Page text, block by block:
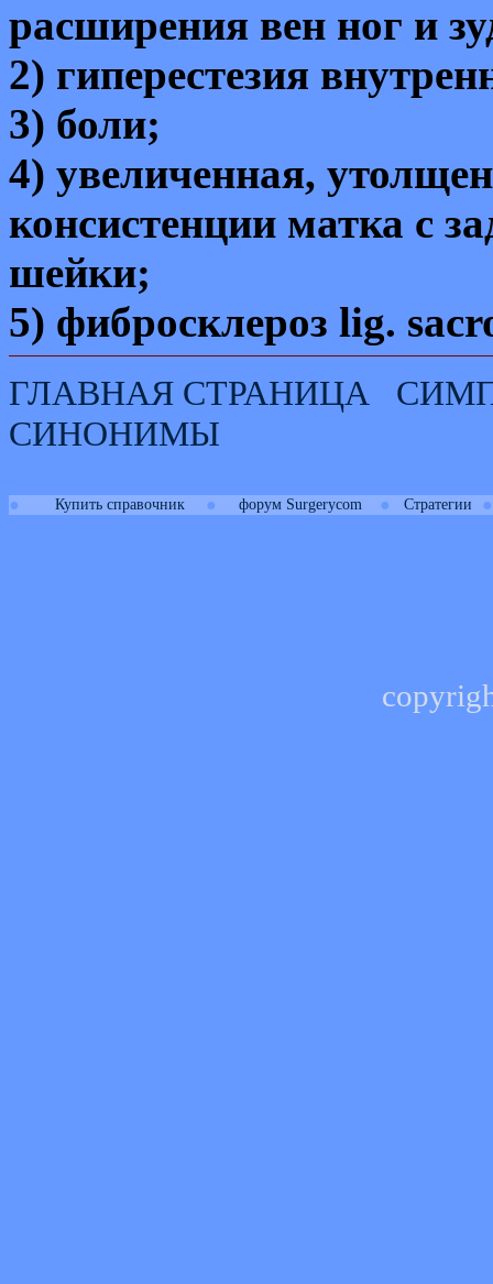
расширения вен ног и
2) гиперестезия
3) боли;
4) увеличенная,
консистенции матка с
шейки;
5) фибросклероз lig.
ГЛАВНАЯ СТРАНИЦА
СИНОНИМЫ
● Купить справочник ● форум Surgerycom ● Стратегии ●